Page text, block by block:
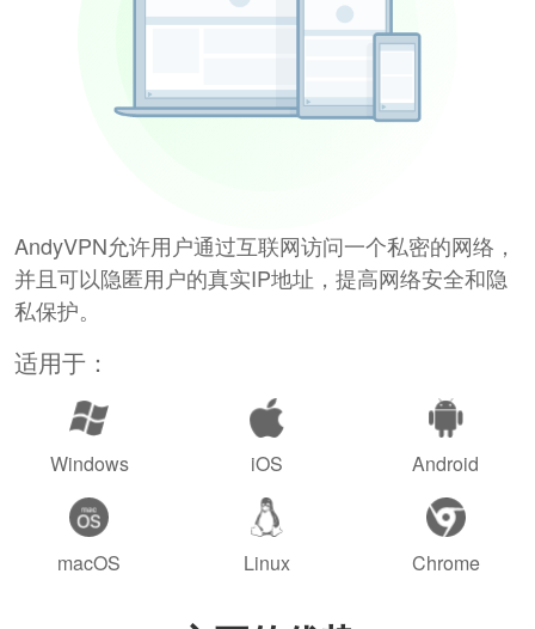
AndyVPN允许用户通过互联网访问一个私密的网络，
并且可以隐匿用户的真实IP地址，提高网络安全和隐
私保护。
适用于：
Windows iOS Android
macOS Linux Chrome